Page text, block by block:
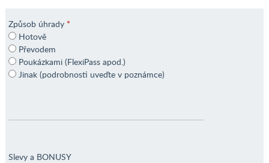
Způsob úhrady *
Hotově
Převodem
Poukázkami (FlexiPass apod.)
Jinak (podrobnosti uveďte v poznámce)
Slevy a BONUSY